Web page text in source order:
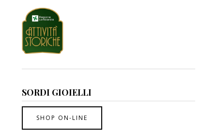
SORDI GIOIELLI
SHOP ON-LINE